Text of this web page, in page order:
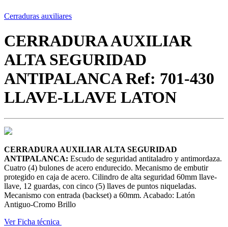
Cerraduras auxiliares
CERRADURA AUXILIAR
ALTA SEGURIDAD
ANTIPALANCA Ref: 701-430
LLAVE-LLAVE LATON
CERRADURA AUXILIAR ALTA SEGURIDAD
ANTIPALANCA: Escudo de seguridad antitaladro y antimordaza.
Cuatro (4) bulones de acero endurecido. Mecanismo de embutir
protegido en caja de acero. Cilindro de alta seguridad 60mm llave-
llave, 12 guardas, con cinco (5) llaves de puntos niqueladas.
Mecanismo con entrada (backset) a 60mm. Acabado: Latón
Antiguo-Cromo Brillo
Ver Ficha técnica